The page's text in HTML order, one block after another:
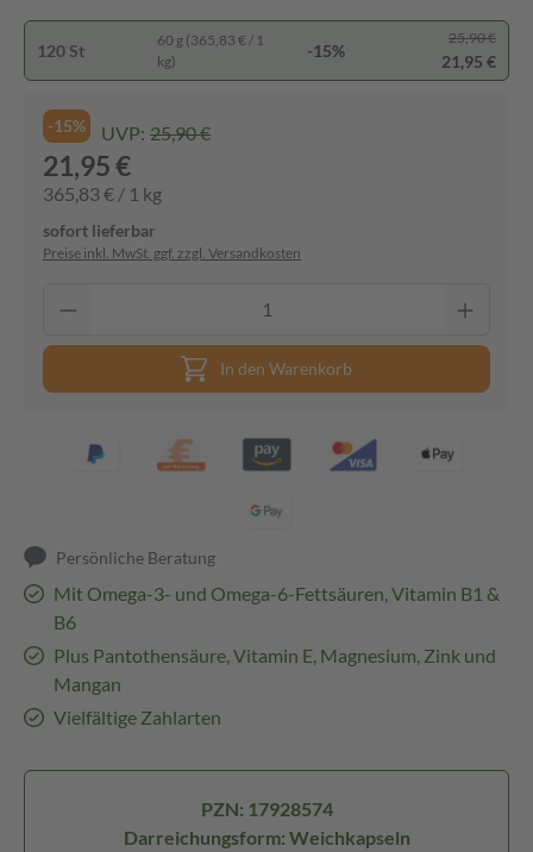
120 St
60 g (365,83 € / 1
kg)
-15%
25,90 €
21,95 €
-15% UVP: 25,90 €
21,95 €
365,83 € / 1 kg
sofort lieferbar
Preise inkl. MwSt. ggf. zzgl. Versandkosten
In den Warenkorb
Persönliche Beratung
Mit Omega-3- und Omega-6-Fettsäuren, Vitamin B1 &
B6
Plus Pantothensäure, Vitamin E, Magnesium, Zink und
Mangan
Vielfältige Zahlarten
PZN: 17928574
Darreichungsform: Weichkapseln